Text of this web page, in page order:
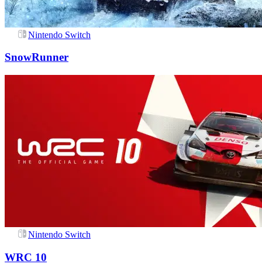
Nintendo Switch
SnowRunner
Nintendo Switch
WRC 10